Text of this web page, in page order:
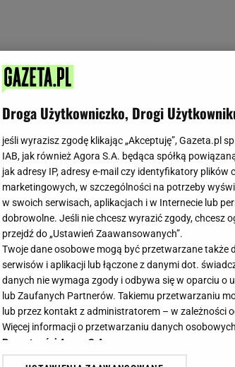
trening pilatesu. Tak
Droga Użytkowniczko, Drogi
jeśli wyrazisz zgodę klikając „Akceptuję”, Gazeta.pl
IAB, jak również Agora S.A. będąca spółką
jak adresy IP, adresy e-mail czy identyfikatory
marketingowych, w szczególności na potrzeby
w swoich serwisach, aplikacjach i w Internecie lub
dobrowolne. Jeśli nie chcesz wyrazić zgody, chcesz
przejdź do „Ustawień Zaawansowanych”.
Twoje dane osobowe mogą być przetwarzane
serwisów i aplikacji lub łączone z danymi dot.
danych nie wymaga zgody i odbywa się w oparciu o
lub Zaufanych Partnerów. Takiemu przetwarzaniu
lub przez kontakt z administratorem – w zależności
Więcej informacji o przetwarzaniu danych
Prywatności Agora S.A.